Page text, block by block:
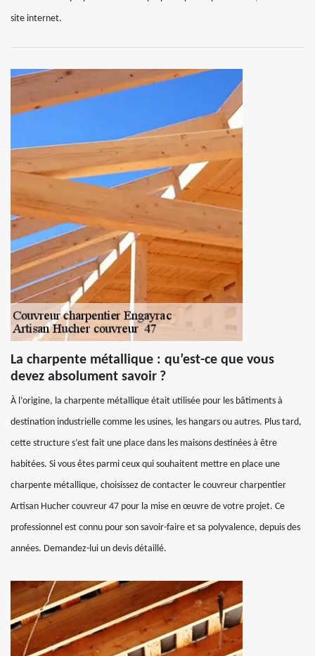
site internet.
La charpente métallique : qu’est-ce que vous
devez absolument savoir ?
À l’origine, la charpente métallique était utilisée pour les bâtiments à
destination industrielle comme les usines, les hangars ou autres. Plus tard,
cette structure s’est fait une place dans les maisons destinées à être
habitées. Si vous êtes parmi ceux qui souhaitent mettre en place une
charpente métallique, choisissez de contacter le couvreur charpentier
Artisan Hucher couvreur 47 pour la mise en œuvre de votre projet. Ce
professionnel est connu pour son savoir-faire et sa polyvalence, depuis des
années. Demandez-lui un devis détaillé.